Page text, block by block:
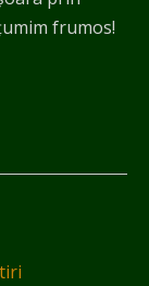
frumos!